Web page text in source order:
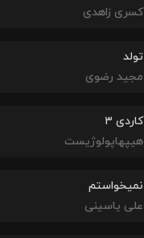
کسری زاهدی
تولد
مجید رضوی
کاردی ۳
هیپهاپولوژیست
نمیخواستم
علی یاسینی